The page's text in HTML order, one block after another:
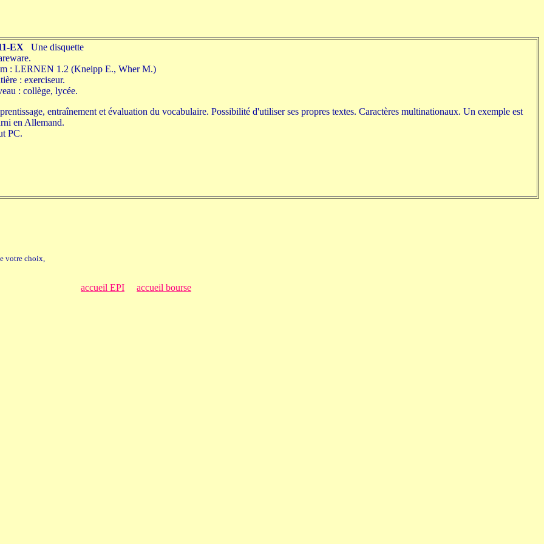
EX Une disquette
: LERNEN 1.2 (Kneipp E., Wher M.)
: exerciseur.
: collège, lycée.
entraînement et évaluation du vocabulaire. Possibilité d'utiliser ses propres textes. Caractères multinationaux. Un exemple est
en Allemand.
PC.
votre choix,
accueil EPI accueil bourse